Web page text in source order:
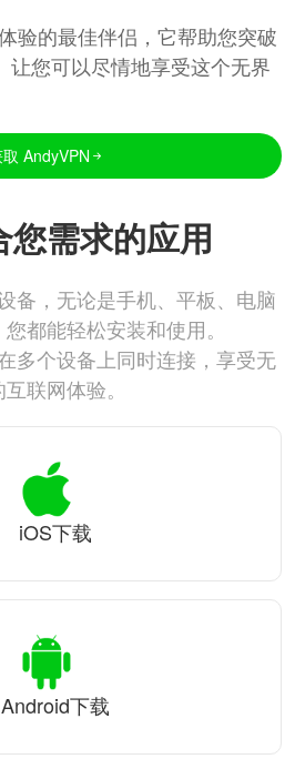
验的最佳伴侣，它帮助您突破
让您可以尽情地享受这个无界
AndyVPN
您需求的应用
备，无论是手机、平板、电脑
都能轻松安装和使用。
多个设备上同时连接，享受无
联网体验。
iOS下载
Android下载